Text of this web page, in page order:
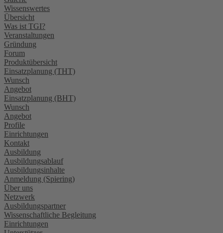
Wissenswertes
Übersicht
Was ist TGI?
Veranstaltungen
Gründung
Forum
Produktübersicht
Einsatzplanung (THT)
Wunsch
Angebot
Einsatzplanung (BHT)
Wunsch
Angebot
Profile
Einrichtungen
Kontakt
Ausbildung
Ausbildungsablauf
Ausbildungsinhalte
Anmeldung (Spiering)
Über uns
Netzwerk
Ausbildungspartner
Wissenschaftliche Begleitung
Einrichtungen